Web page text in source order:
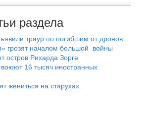
раздела
траур по погибшим от дронов
грозят началом большой войны
остров Рихарда Зорге
16 тысяч иностранных
жениться на старухах.